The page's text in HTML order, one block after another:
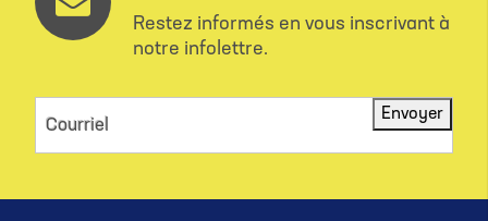
Restez informés en vous inscrivant à
notre infolettre.
Courriel
Envoyer